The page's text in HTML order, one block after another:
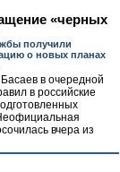
«черных
получили
о новых планах
в очередной
в российские
вчера из